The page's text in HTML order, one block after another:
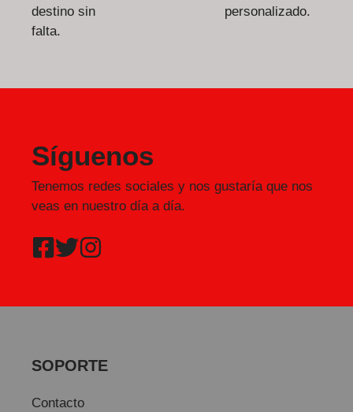
destino sin
falta.
personalizado.
Síguenos
Tenemos redes sociales y nos gustaría que nos
veas en nuestro día a día.
SOPORTE
Contacto